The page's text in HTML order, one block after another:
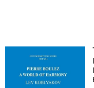
Comenzar a vender
Ayuda